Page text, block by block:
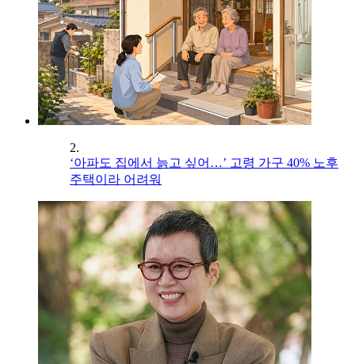
2.
‘아파도 집에서 늙고 싶어…’ 고령 가구 40% 노후
주택이라 어려워